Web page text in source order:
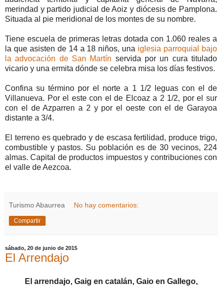
merindad y partido judicial de Aoiz y diócesis de Pamplona.
Situada al pie meridional de los montes de su nombre.
Tiene escuela de primeras letras dotada con 1.060 reales a
la que asisten de 14 a 18 niños, una iglesia parroquial bajo
la advocación de San Martín servida por un cura titulado
vicario y una ermita dónde se celebra misa los días festivos.
Confina su término por el norte a 1 1/2 leguas con el de
Villanueva. Por el este con el de Elcoaz a 2 1/2, por el sur
con el de Azparren a 2 y por el oeste con el de Garayoa
distante a 3/4.
El terreno es quebrado y de escasa fertilidad, produce trigo,
combustible y pastos. Su población es de 30 vecinos, 224
almas. Capital de productos impuestos y contribuciones con
el valle de Aezcoa.
Turismo Abaurrea No hay comentarios:
Compartir
sábado, 20 de junio de 2015
El Arrendajo
El arrendajo, Gaig en catalán, Gaio en Gallego,